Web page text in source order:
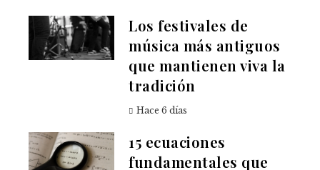
Los festivales de
música más antiguos
que mantienen viva la
tradición
Hace 6 días
15 ecuaciones
fundamentales que